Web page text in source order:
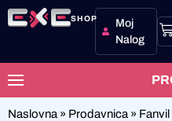
SHOP
Moj
Nalog
Naslovna » Prodavnica » Fanvil